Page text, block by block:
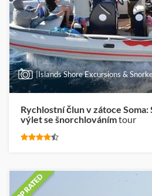
|Islands Shore Excursions &
Rychlostní člun v zátoce
výlet se šnorchlovánímtour